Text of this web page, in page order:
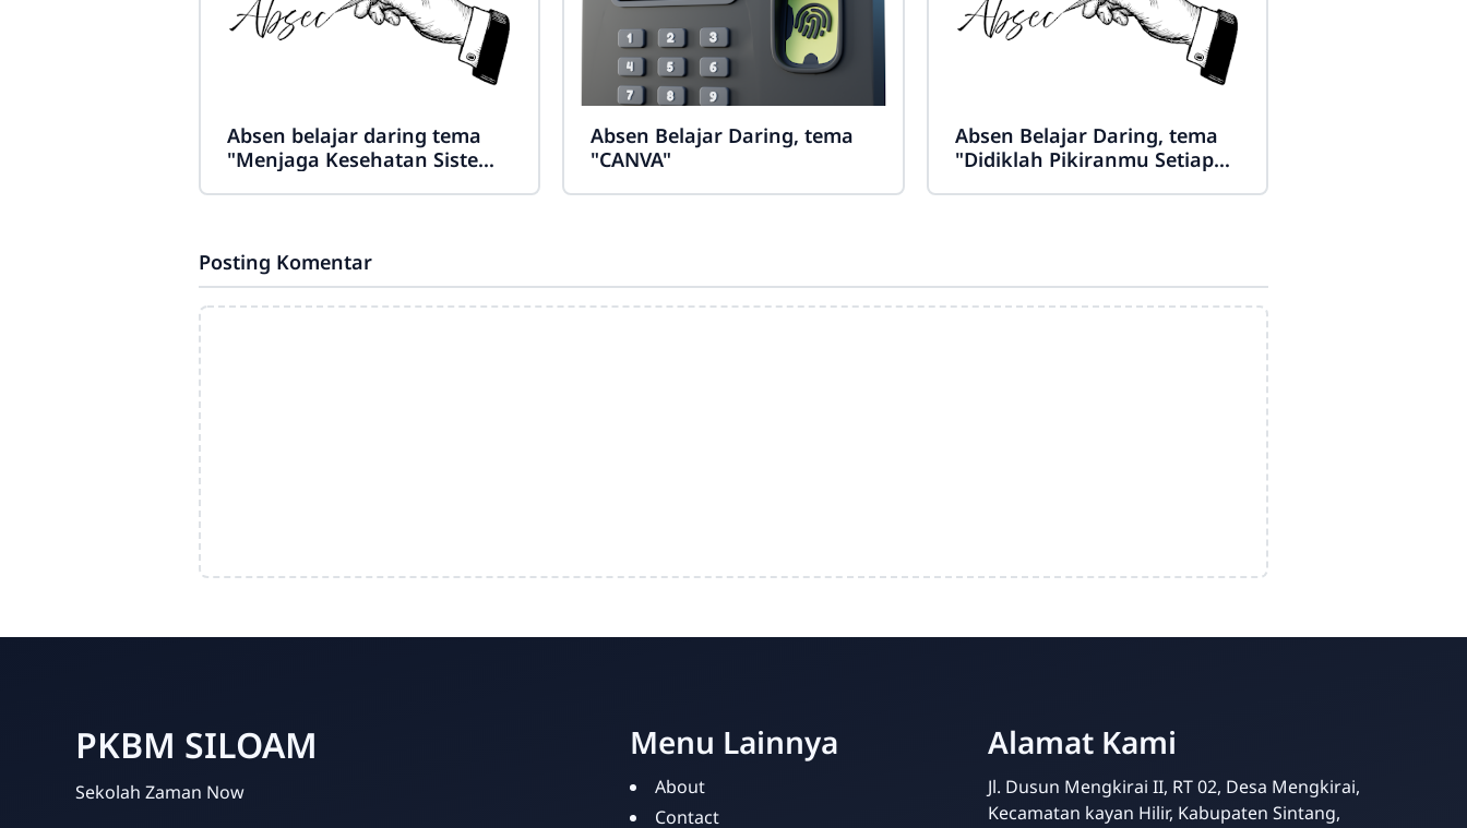
PKBM SILOAM
Absen belajar daring tema
"Menjaga Kesehatan Sistem
Absen Belajar Daring, tema
"CANVA"
Absen Belajar Daring, tema
"Didiklah Pikiranmu Setiap
Posting Komentar
PKBM SILOAM
Sekolah Zaman Now
Menu Lainnya
About
Contact
Alamat Kami
Jl. Dusun Mengkirai II, RT 02, Desa Mengkirai,
Kecamatan kayan Hilir, Kabupaten Sintang,